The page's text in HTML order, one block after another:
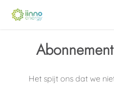
Het spijt ons dat we